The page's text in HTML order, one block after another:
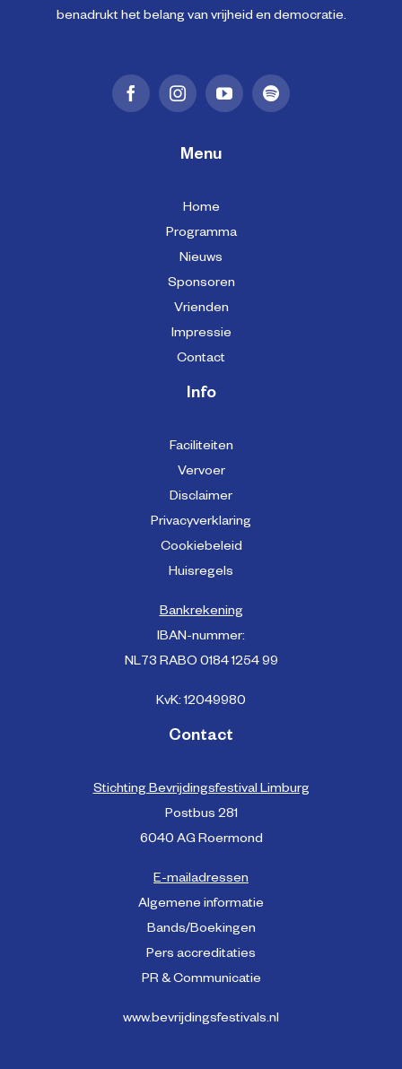
benadrukt het belang van vrijheid en democratie.
Menu
Home
Programma
Nieuws
Sponsoren
Vrienden
Impressie
Contact
Info
Faciliteiten
Vervoer
Disclaimer
Privacyverklaring
Cookiebeleid
Huisregels
Bankrekening
IBAN-nummer:
NL73 RABO 0184 1254 99
KvK: 12049980
Contact
Stichting Bevrijdingsfestival Limburg
Postbus 281
6040 AG Roermond
E-mailadressen
Algemene informatie
Bands/Boekingen
Pers accreditaties
PR & Communicatie
www.bevrijdingsfestivals.nl